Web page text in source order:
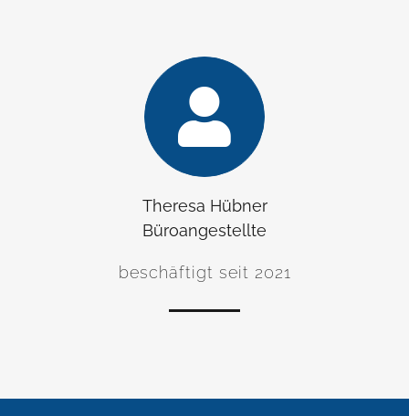
Theresa Hübner
Büroangestellte
beschäftigt seit 2021